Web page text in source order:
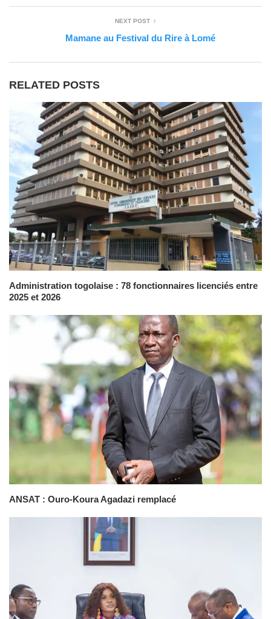
NEXT POST
Mamane au Festival du Rire à Lomé
RELATED POSTS
Administration togolaise : 78 fonctionnaires licenciés entre
2025 et 2026
ANSAT : Ouro-Koura Agadazi remplacé